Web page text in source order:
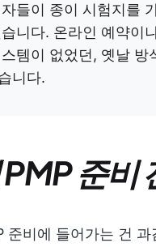
들이 종이 시험지를
니다. 온라인 예약이
템이 없었던, 옛날 방
니다.
준비
준비에 들어가는 건 과